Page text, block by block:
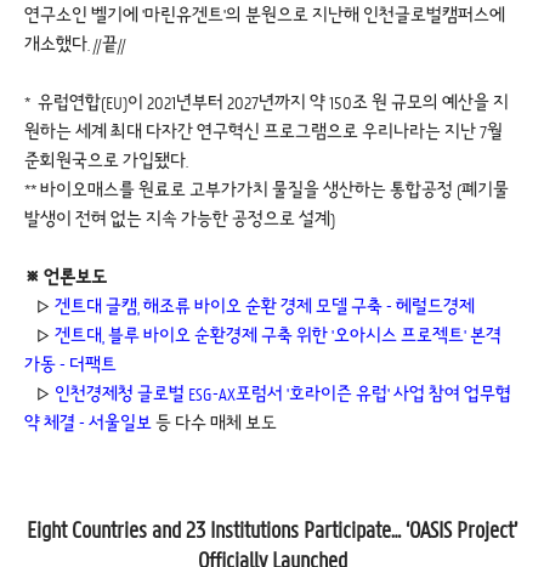
연구소인 벨기에 '마린유겐트'의 분원으로 지난해 인천글로벌캠퍼스에
개소했다. //끝//
* 유럽연합(EU)이 2021년부터 2027년까지 약 150조 원 규모의 예산을 지
원하는 세계 최대 다자간 연구혁신 프로그램으로 우리나라는 지난 7월
준회원국으로 가입됐다.
** 바이오매스를 원료로 고부가가치 물질을 생산하는 통합공정 (폐기물
발생이 전혀 없는 지속 가능한 공정으로 설계)
※ 언론보도
▷ 겐트대 글캠, 해조류 바이오 순환 경제 모델 구축 - 헤럴드경제
▷ 겐트대, 블루 바이오 순환경제 구축 위한 '오아시스 프로젝트' 본격
가동 - 더팩트
▷ 인천경제청 글로벌 ESG-AX포럼서 '호라이즌 유럽' 사업 참여 업무협
약 체결 - 서울일보등 다수 매체 보도
Eight Countries and 23 Institutions Participate… ‘OASIS Project’
Officially Launched